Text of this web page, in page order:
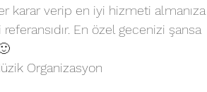
karar verip en iyi hizmeti almanıza
referansıdır. En özel gecenizi şansa
Organizasyon